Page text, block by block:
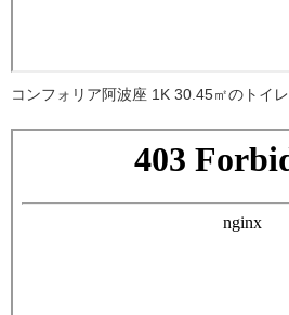
コンフォリア阿波座 1K 30.45㎡のトイレ